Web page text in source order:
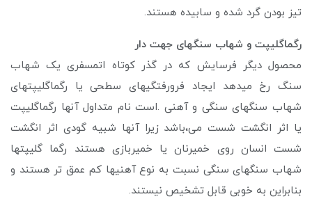
تیز بودن گرد شده و سابیده هستند.
رگماگلیپت و شهاب سنگهای جهت دار
محصول دیگر فرسایش که در گذر کوتاه اتمسفری یک شهاب
سنگ رخ میدهد ایجاد فرورفتگیهای سطحی یا رگماگلیپتهای
شهاب سنگهای سنگی و آهنی .است نام متداول آنها رگماگلیپت
یا اثر انگشت شست می،باشد زیرا آنها شبیه گودی اثر انگشت
شست انسان روی خمیرنان یا خمیربازی هستند رگما گلیپتها
شهاب سنگهای سنگی نسبت به نوع آهنیها کم عمق تر هستند و
بنابراین به خوبی قابل تشخیص نیستند.